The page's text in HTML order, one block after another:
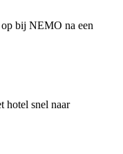
bij NEMO na een
hotel snel naar